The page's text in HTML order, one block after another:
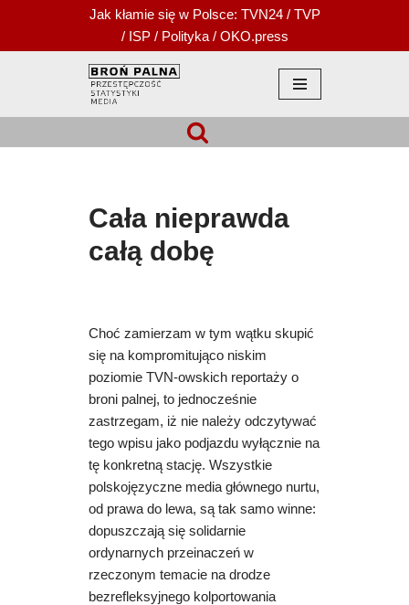
Przejdź
Jak kłamie się w Polsce: TVN24/ TVP
/ ISP/ Polityka/ OKO.press
Cała nieprawda
całą dobę
Choć zamierzam w tym wątku skupić
się na kompromitująco niskim
poziomie TVN-owskich reportaży o
broni palnej, to jednocześnie
zastrzegam, iż nie należy odczytywać
tego wpisu jako podjazdu wyłącznie na
tę konkretną stację. Wszystkie
polskojęzyczne media głównego nurtu,
od prawa do lewa, są tak samo winne:
dopuszczają się solidarnie
ordynarnych przeinaczeń w
rzeczonym temacie na drodze
bezrefleksyjnego kolportowania